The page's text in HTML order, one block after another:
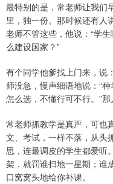
最特别的是，常老师让我们
里，独一份。那时候还有人
老师不管这些，他说：“学
么建设国家？”
有个同学他爹找上门来，说
师没急，慢声细语地说：“
怎么选，不懂行可不行。”那
常老师抓教学是真严，可也
文、考试，一样不落，从头
思，连最调皮的学生都爱听
架，就罚谁扫地一星期；谁
口窝窝头地给你补课。